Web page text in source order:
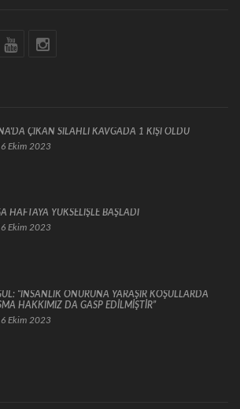
ÇIKAN SİLAHLI KAVGADA 1 KİŞİ ÖLDÜ
Ekim 2023
HAFTAYA YÜKSELİŞLE BAŞLADI
Ekim 2023
“İNSANLIK ONURUNA YARAŞIR KOŞULLARDA
HAKKIMIZ DA GASP EDİLMİŞTİR”
Ekim 2023